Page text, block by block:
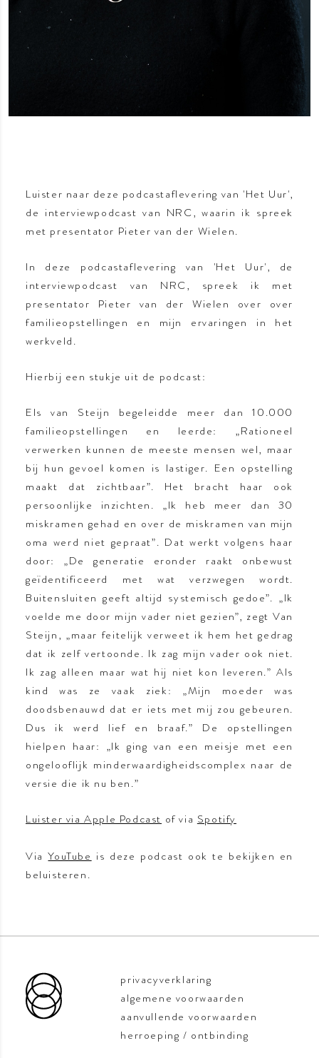
Luister naar deze podcastaflevering van 'Het Uur',
de interviewpodcast van NRC, waarin ik spreek
met presentator Pieter van der Wielen.
In deze podcastaflevering van 'Het Uur', de
interviewpodcast van NRC, spreek ik met
presentator Pieter van der Wielen over over
familieopstellingen en mijn ervaringen in het
werkveld.
Hierbij een stukje uit de podcast:
Els van Steijn begeleidde meer dan 10.000
familieopstellingen en leerde: „Rationeel
verwerken kunnen de meeste mensen wel, maar
bij hun gevoel komen is lastiger. Een opstelling
maakt dat zichtbaar”. Het bracht haar ook
persoonlijke inzichten. „Ik heb meer dan 30
miskramen gehad en over de miskramen van mijn
oma werd niet gepraat”. Dat werkt volgens haar
door: „De generatie eronder raakt onbewust
geïdentificeerd met wat verzwegen wordt.
Buitensluiten geeft altijd systemisch gedoe”. „Ik
voelde me door mijn vader niet gezien”, zegt Van
Steijn, „maar feitelijk verweet ik hem het gedrag
dat ik zelf vertoonde. Ik zag mijn vader ook niet.
Ik zag alleen maar wat hij niet kon leveren.” Als
kind was ze vaak ziek: „Mijn moeder was
doodsbenauwd dat er iets met mij zou gebeuren.
Dus ik werd lief en braaf.” De opstellingen
hielpen haar: „Ik ging van een meisje met een
ongelooflijk minderwaardigheidscomplex naar de
versie die ik nu ben.”
Luister via Apple Podcast of via Spotify
ViaYouTube is deze podcast ook te bekijken en
beluisteren.
privacyverklaring
algemene voorwaarden
aanvullende voorwaarden
herroeping / ontbinding